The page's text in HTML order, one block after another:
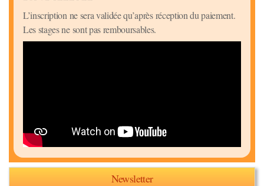
L’inscription ne sera validée qu’après réception du paiement.
Les stages ne sont pas remboursables.
Newsletter